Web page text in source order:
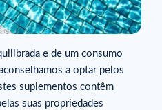
e de um consumo
a optar pelos
suplementos contêm
suas propriedades